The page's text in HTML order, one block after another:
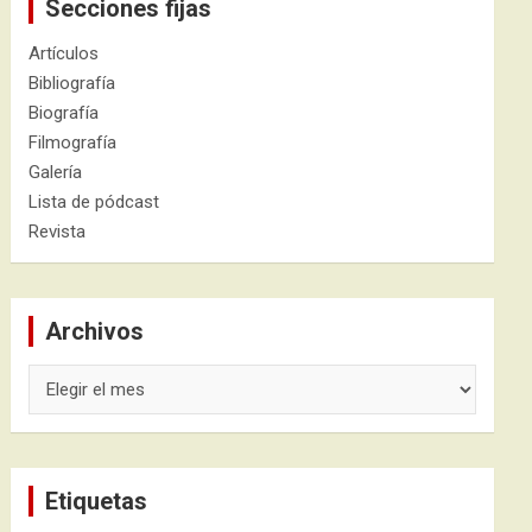
Secciones fijas
Artículos
Bibliografía
Biografía
Filmografía
Galería
Lista de pódcast
Revista
Archivos
Etiquetas